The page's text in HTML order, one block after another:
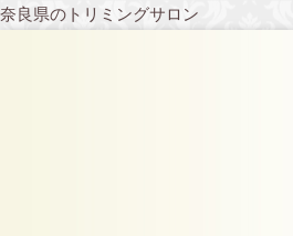
奈良県のトリミングサロン